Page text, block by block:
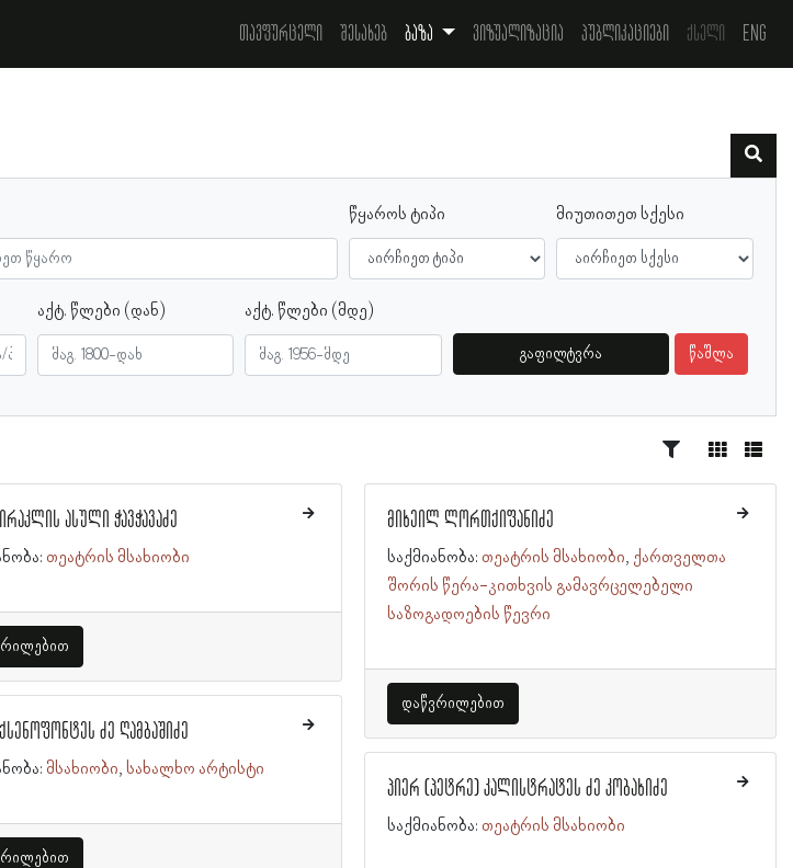
თავფურცელი შესახებ ბაზა ვიზუალიზაცია პუბლიკაციები ქსელი Eng
წყაროს ტიპი მიუთითეთ სქესი
აქტ. წლები (დან) აქტ. წლები (მდე)
გაფილტვრა წაშლა
ასული ჭავჭავაძე
თეატრის მსახიობი
ძე ღამბაშიძე
მსახიობი სახალხო არტისტი
მიხეილ ლორთქიფანიძე
საქმიანობა: თეატრის მსახიობი ქართველთა
შორის წერა-კითხვის გამავრცელებელი
საზოგადოების წევრი
დაწვრილებით
პიერ (პეტრე) კალისტრატეს ძე კობახიძე
საქმიანობა: თეატრის მსახიობი